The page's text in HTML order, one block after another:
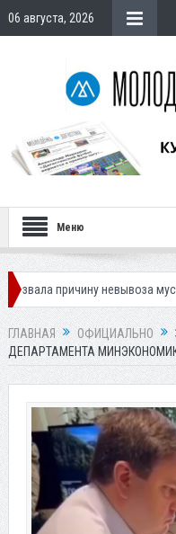
06 августа, 2026
Меню
невывоза мусора в городе
ГЛАВНАЯ ОФИЦИАЛЬНО
ДЕПАРТАМЕНТА